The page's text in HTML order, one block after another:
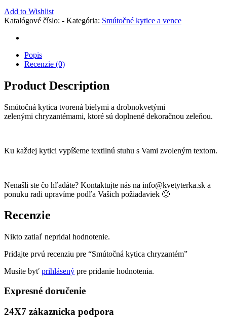
Add to Wishlist
Katalógové číslo: - Kategória: Smútočné kytice a vence
Popis
Recenzie (0)
Product Description
Smútočná kytica tvorená bielymi a drobnokvetými
zelenými chryzantémami, ktoré sú doplnené dekoračnou zeleňou.
Ku každej kytici vypíšeme textilnú stuhu s Vami zvoleným textom.
Nenašli ste čo hľadáte? Kontaktujte nás na info@kvetyterka.sk a
ponuku radi upravíme podľa Vašich požiadaviek 🙂
Recenzie
Nikto zatiaľ nepridal hodnotenie.
Pridajte prvú recenziu pre “Smútočná kytica chryzantém”
Musíte byť prihlásený pre pridanie hodnotenia.
Expresné doručenie
24X7 zákaznícka podpora